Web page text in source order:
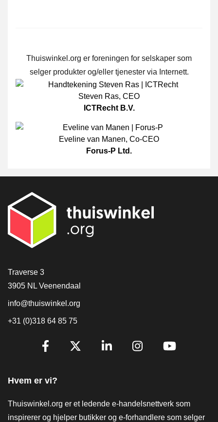
Thuiswinkel.org er foreningen for selskaper som
selger produkter og/eller tjenester via Internett.
Steven Ras, CEO
ICTRecht B.V.
Eveline van Manen, Co-CEO
Forus-P Ltd.
[_General:Contact]
Traverse 3
3905 NL Veenendaal
info@thuiswinkel.org
+31 (0)318 64 85 75
[_General:SocialMediaTitle]
Hvem er vi?
Thuiswinkel.org er et ledende e-handelsnettverk som
inspirerer og hjelper butikker og e-forhandlere som selger